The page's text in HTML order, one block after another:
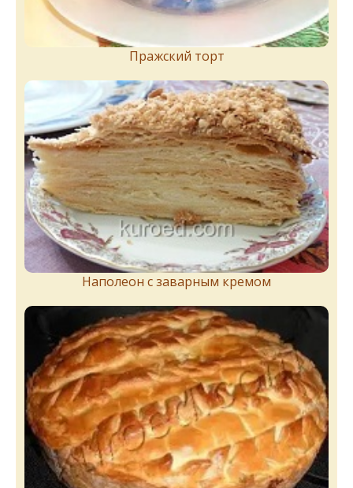
Пражский торт
Наполеон с заварным кремом